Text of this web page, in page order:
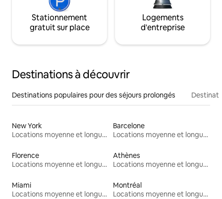
Stationnement
gratuit sur place
Logements
d'entreprise
Destinations à découvrir
Destinations populaires pour des séjours prolongés
New York
Locations moyenne et longue durée
Barcelone
Locations moyenne et longue durée
Florence
Locations moyenne et longue durée
Athènes
Locations moyenne et longue durée
Miami
Locations moyenne et longue durée
Montréal
Locations moyenne et longue durée